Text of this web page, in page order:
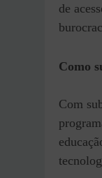
de
Como
Com